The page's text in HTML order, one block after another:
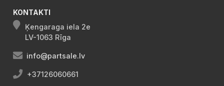
KONTAKTI
Ķengaraga iela 2e
LV-1063 Rīga
info@partsale.lv
+37126060661